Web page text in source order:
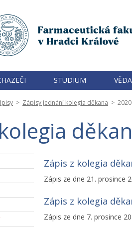
STUDIUM
> Zápisy jednání kolegia děkana > 2020
Zápis z kolegia
Zápis ze dne 21. prosince
Zápis z kolegia
Zápis ze dne 7. prosince